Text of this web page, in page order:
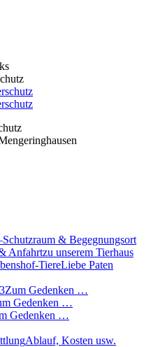
Schutzraum & Begegnungsort
Anfahrtzu unserem Tierhaus
TiereLiebe Paten
Zum Gedenken …
Gedenken …
Gedenken …
Ablauf, Kosten usw.